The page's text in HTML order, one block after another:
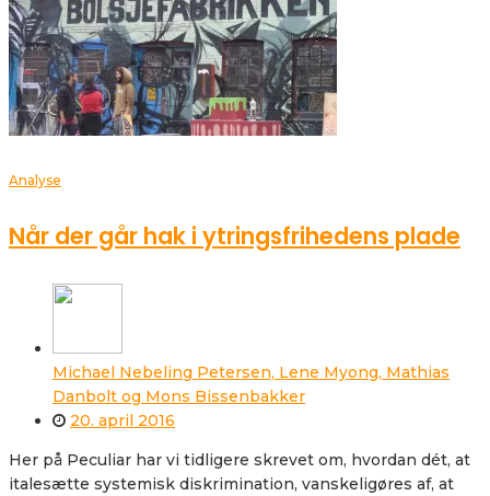
Analyse
Når der går hak i ytringsfrihedens plade
Michael Nebeling Petersen, Lene Myong, Mathias
Danbolt og Mons Bissenbakker
20. april 2016
Her på Peculiar har vi tidligere skrevet om, hvordan dét, at
italesætte systemisk diskrimination, vanskeligøres af, at